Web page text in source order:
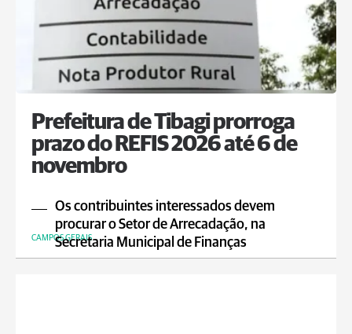
Prefeitura de Tibagi prorroga
prazo do REFIS 2026 até 6 de
novembro
Os contribuintes interessados devem
procurar o Setor de Arrecadação, na
Secretaria Municipal de Finanças
CAMPOS GERAIS